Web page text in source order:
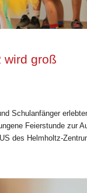
wird groß
Schulanfänger
Feierstunde zur
des Helmholtz-